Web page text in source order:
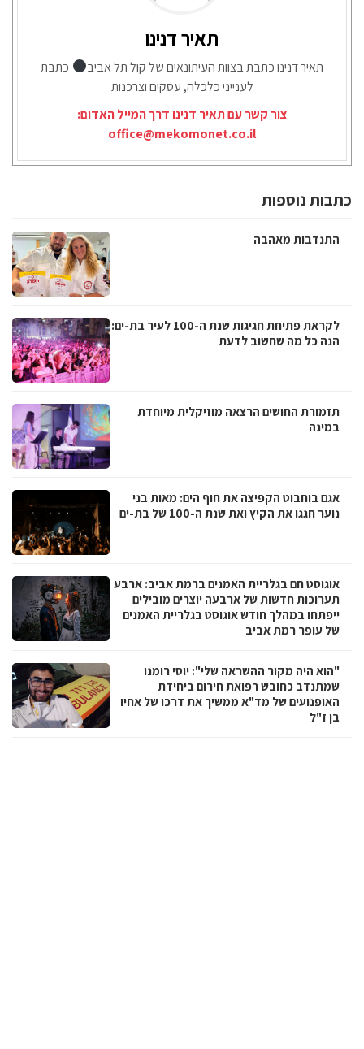
תאיר דנינו
תאיר דנינו כתבת בצוות העיתונאים של קול תל אביב
כתבת
לענייני כלכלה, עסקים וצרכנות
צור קשר עם תאיר דנינו דרך המייל האדום:
office@mekomonet.co.il
כתבות נוספות
התנדבות מאהבה
לקראת פתיחת חגיגות שנת ה-100 לעיר בת-ים:
הנה כל מה שחשוב לדעת
תזמורת החושים הרצאה מוזיקלית מיוחדת
במינה
אגם בוחבוט הקפיצה את חוף הים: מאות בני
נוער חגגו את הקיץ ואת שנת ה-100 של בת-ים
אוגוסט חם בגלריית האמנים ברמת אביב: ארבע
תערוכות חדשות של ארבעה יוצרים מובילים
ייפתחו במהלך חודש אוגוסט בגלריית האמנים
של עופר רמת אביב
"הוא היה מקור ההשראה שלי": יוסי רומנו
שמתנדב כחובש רפואת חירום ביחידת
האופנועים של מד"א ממשיך את דרכו של אחיו
בן ז"ל